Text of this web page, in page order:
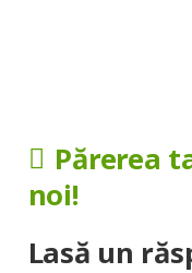
Părerea
noi!
Lasă un